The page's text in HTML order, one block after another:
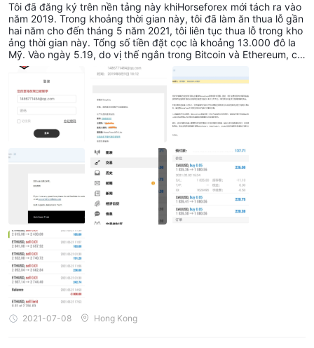
Tôi đã đăng ký trên nền tảng này khiHorseforex mới tách ra vào
năm 2019. Trong khoảng thời gian này, tôi đã làm ăn thua lỗ gần
hai năm cho đến tháng 5 năm 2021, tôi liên tục thua lỗ trong kho
ảng thời gian này. Tổng số tiền đặt cọc là khoảng 13.000 đô la
Mỹ. Vào ngày 5.19, do vị thế ngắn trong Bitcoin và Ethereum, cá
c khoản lỗ trước đó đã được kiếm lại. Sau đó, tôi đăng ký rút 3.0
00 đô la Mỹ ở giao dịch cuối cùng vào ngày 5.20. Vào ngày 5.2
1,Horseforex nền tảng đã gửi một email thông báo rằng yêu cầu
rút tiền đã được chấp thuận. Trong kỳ, tài khoản chưa về. Vào n
gày 5.23,Horseforex đã gửi email cho tôi nói rằng tôi đã vi phạm
các quy tắc, rằng tôi đã sử dụng rô bốt chuyên đăng quảng cáo
và thu lợi bằng cách trì hoãn báo giá. Tài khoản MT4 của tôi đã
bị khóa trực tiếp và tôi cũng bị cấm đăng nhập ở phần sau. tôi đ
ã liên lạcHorseforex và yêu cầu họ lấy ra danh sách giao dịch củ
a tôi và cung cấp bằng chứng về hành vi vi phạm của tôi.Horsef
orex Không trả lời. Nếu tôi có thể sử dụng những thứ này, liệu tôi
có mất hai năm trước khi sử dụng nó không? Nó có thể làHorsef
orex chỉ có thể mất tiền chứ không thể kiếm được tiền, và nếu ki
ếm được tiền thì đó là hoạt động phi pháp? Mất mát là hoạt độn
g chính xác? Và những gì tôi trả ra vẫn là tiền gốc của chính tôi.
Không phải vậy thôi sao? Từ ngày 5.23 đến nay, tôi liên hệHorse
forex mỗi ngày mà không có bất kỳ phản hồi nào. Bạn chỉ muốn
trực tiếp ăn thịt chính của khách hàng như thế này?Horseforex ,
trả lại tiền gốc và số tiền khó kiếm được của tôi.
2021-07-08 Hong Kong